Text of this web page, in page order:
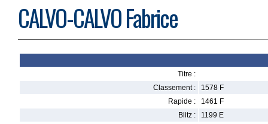
CALVO-CALVO Fabrice
Titre :
Classement :
1578 F
Rapide :
1461 F
Blitz :
1199 E